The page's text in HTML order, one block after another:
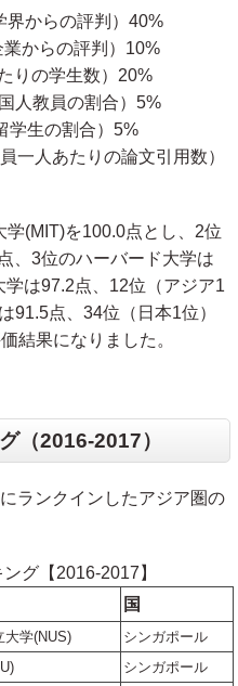
界からの評判）40%
からの評判）10%
りの学生数）20%
人教員の割合）5%
学生の割合）5%
一人あたりの論文引用数）
(MIT)を100.0点とし、2位
、3位のハーバード大学は
は97.2点、12位（アジア1
91.5点、34位（日本1位）
結果になりました。
（2016-2017）
ランクインしたアジア圏の
グ【2016-2017】
国
大学(NUS)
シンガポール
シンガポール